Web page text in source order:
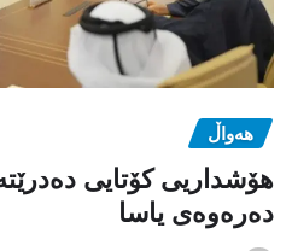
هەواڵ
هۆشداریی کۆتایی
دەرەوەی یاسا